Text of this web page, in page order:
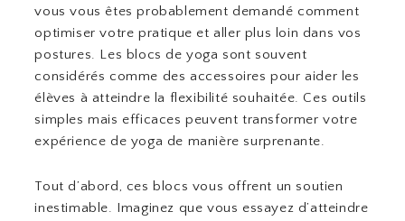
vous vous êtes probablement demandé comment
optimiser votre pratique et aller plus loin dans vos
postures. Les blocs de yoga sont souvent
considérés comme des accessoires pour aider les
élèves à atteindre la flexibilité souhaitée. Ces outils
simples mais efficaces peuvent transformer votre
expérience de yoga de manière surprenante.
Tout d’abord, ces blocs vous offrent un soutien
inestimable. Imaginez que vous essayez d’atteindre